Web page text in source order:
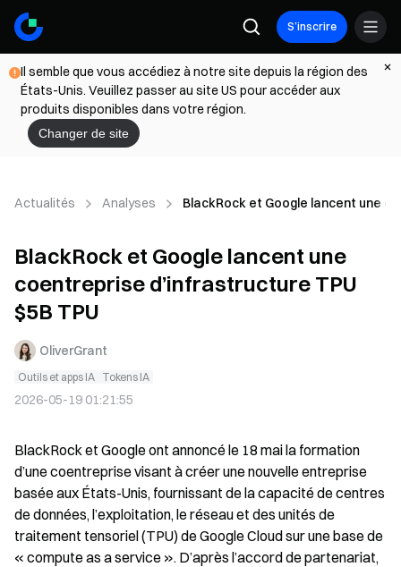
S’inscrire
Il semble que vous accédiez à notre site depuis la région des
États-Unis. Veuillez passer au site US pour accéder aux
produits disponibles dans votre région.
Changer de site
Actualités Analyses BlackRock et Google lancent une
BlackRock et Google lancent une
coentreprise d’infrastructure TPU
$5B TPU
OliverGrant
Outils et apps IA Tokens IA
2026-05-19 01:21:55
BlackRock et Google ont annoncé le 18 mai la formation
d’une coentreprise visant à créer une nouvelle entreprise
basée aux États-Unis, fournissant de la capacité de centres
de données, l’exploitation, le réseau et des unités de
traitement tensoriel (TPU) de Google Cloud sur une base de
« compute as a service ». D’après l’accord de partenariat,